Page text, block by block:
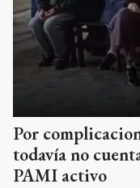
Por
todavía no
PAMI activo